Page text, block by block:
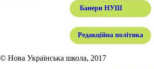
Банери НУШ
Редакційна політика
© Нова Українська школа, 2017